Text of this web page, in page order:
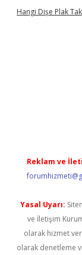
Hangi Dişe Plak
Reklam ve
Yasal Uyarı:
ve İletişim
olarak hizmet
olarak denetleme